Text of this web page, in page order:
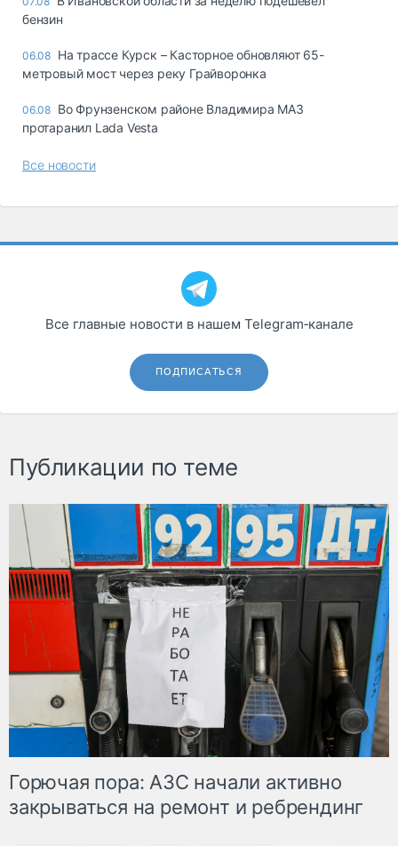
бензин
06.08 На трассе Курск – Касторное обновляют 65-
метровый мост через реку Грайворонка
06.08 Во Фрунзенском районе Владимира МАЗ
протаранил Lada Vesta
Все новости
Все главные новости в нашем Telegram‑канале
ПОДПИСАТЬСЯ
Публикации по теме
Горючая пора: АЗС начали активно
закрываться на ремонт и ребрендинг